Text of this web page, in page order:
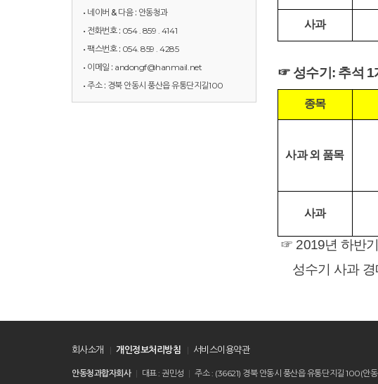
• 네이버 & 다음 : 안동청과
• 전화번호 : 054 . 859 . 4141
• 팩스번호 : 054. 859 . 4285
• 이메일 : andongf@hanmail.net
• 주소 : 경북 안동시 풍산읍 유통단지길100
사과
☞ 성수기: 추석 1
종목
사과 외 품목
사과
☞ 2019년 하반
성수기 사과
회사소개 개인정보처리방침 서비스이용약관
안동청과합자회사 대표 : 권민성 주소 : (36621) 경북 안동시 풍산읍 유통단지길 100(안